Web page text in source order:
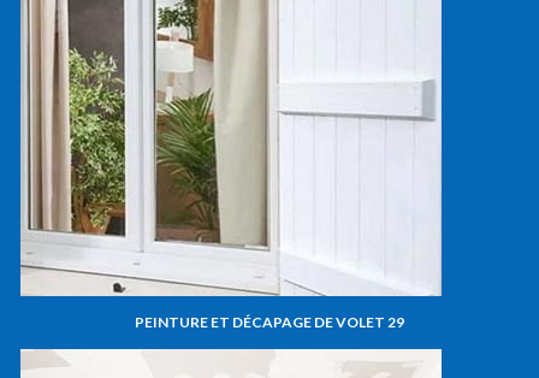
PEINTURE ET DÉCAPAGE DE VOLET 29